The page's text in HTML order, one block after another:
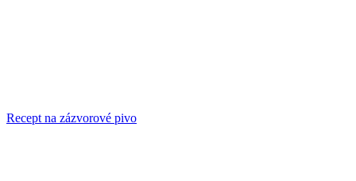
Recept na zázvorové pivo